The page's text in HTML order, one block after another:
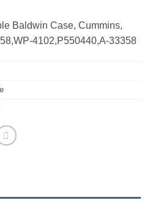
Baldwin Case, Cummins,
4102,P550440,A-33358